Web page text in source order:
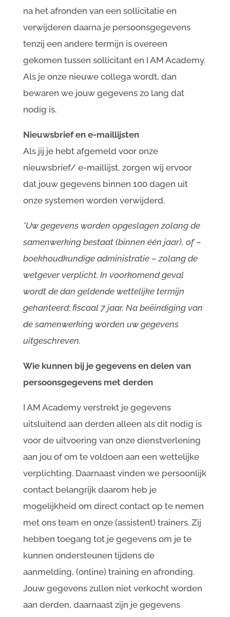
na het afronden van een sollicitatie en
verwijderen daarna je persoonsgegevens
tenzij een andere termijn is overeen
gekomen tussen sollicitant en I AM Academy.
Als je onze nieuwe collega wordt, dan
bewaren we jouw gegevens zo lang dat
nodig is.
Nieuwsbrief en e-maillijsten
Als jij je hebt afgemeld voor onze
nieuwsbrief/ e-maillijst, zorgen wij ervoor
dat jouw gegevens binnen 100 dagen uit
onze systemen worden verwijderd.
*Uw gegevens worden opgeslagen zolang de
samenwerking bestaat (binnen één jaar), of –
boekhoudkundige administratie – zolang de
wetgever verplicht. In voorkomend geval
wordt de dan geldende wettelijke termijn
gehanteerd: fiscaal 7 jaar. Na beëindiging van
de samenwerking worden uw gegevens
uitgeschreven.
Wie kunnen bij je gegevens en delen van
persoonsgegevens met derden
I AM Academy verstrekt je gegevens
uitsluitend aan derden alleen als dit nodig is
voor de uitvoering van onze dienstverlening
aan jou of om te voldoen aan een wettelijke
verplichting. Daarnaast vinden we persoonlijk
contact belangrijk daarom heb je
mogelijkheid om direct contact op te nemen
met ons team en onze (assistent) trainers. Zij
hebben toegang tot je gegevens om je te
kunnen ondersteunen tijdens de
aanmelding, (online) training en afronding.
Jouw gegevens zullen niet verkocht worden
aan derden, daarnaast zijn je gegevens